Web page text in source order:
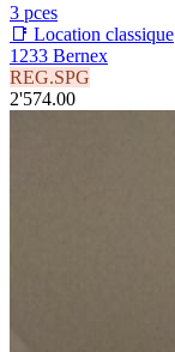
3 pces
📑 Location classique
1233 Bernex
REG.SPG
2'574.00